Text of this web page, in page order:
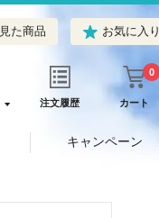
た商品 お気に入り
注文履歴 カート
0
キャンペーン